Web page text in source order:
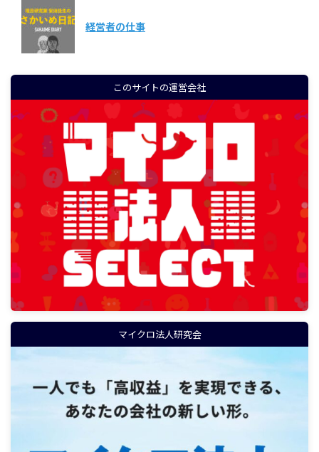
経営者の仕事
このサイトの運営会社
マイクロ法人研究会